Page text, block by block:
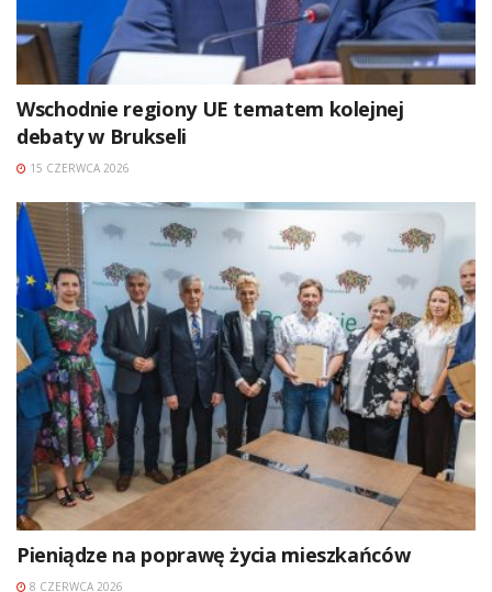
Wschodnie regiony UE tematem kolejnej
debaty w Brukseli
15 CZERWCA 2026
Pieniądze na poprawę życia mieszkańców
8 CZERWCA 2026